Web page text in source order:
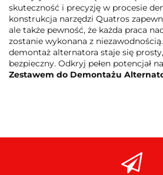
skuteczność i precyzję w procesie
konstrukcja narzędzi Quatros
ale także pewność, że każda praca
zostanie wykonana z
demontaż alternatora staje się
bezpieczny. Odkryj pełen potencjał
Zestawem do Demontażu